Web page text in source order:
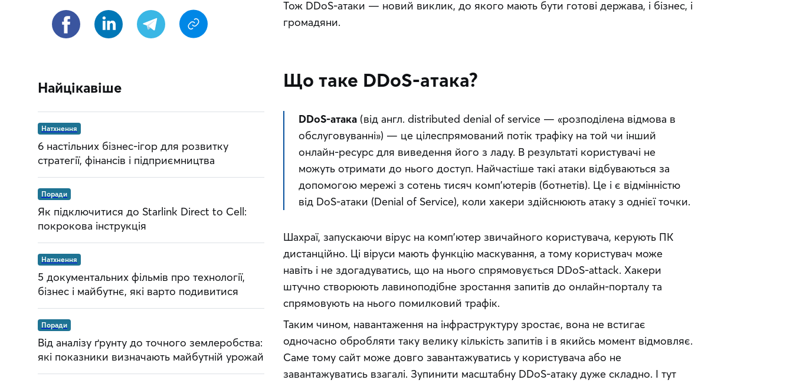
Тож DDoS-атаки — новий виклик, до якого мають бути готові держава, і бізнес, і
громадяни.
Що таке DDoS-атака?
DDoS-атака (від англ. distributed denial of service — «розподілена відмова в
обслуговуванні») — це цілеспрямований потік трафіку на той чи інший
онлайн-ресурс для виведення його з ладу. В результаті користувачі не
можуть отримати до нього доступ. Найчастіше такі атаки відбуваються за
допомогою мережі з сотень тисяч комп’ютерів (ботнетів). Це і є відмінністю
від DoS-атаки (Denial of Service), коли хакери здійснюють атаку з однієї точки.
Шахраї, запускаючи вірус на комп’ютер звичайного користувача, керують ПК
дистанційно. Ці віруси мають функцію маскування, а тому користувач може
навіть і не здогадуватись, що на нього спрямовується DDoS-attack. Хакери
штучно створюють лавиноподібне зростання запитів до онлайн-порталу та
спрямовують на нього помилковий трафік.
Таким чином, навантаження на інфраструктуру зростає, вона не встигає
одночасно обробляти таку велику кількість запитів і в якийсь момент відмовляє.
Саме тому сайт може довго завантажуватись у користувача або не
завантажуватись взагалі. Зупинити масштабну DDoS-атаку дуже складно. І тут
Найцікавіше
Натхнення
6 настільних бізнес-ігор для розвитку
стратегії, фінансів і підприємництва
Поради
Як підключитися до Starlink Direct to Cell:
покрокова інструкція
Натхнення
5 документальних фільмів про технології,
бізнес і майбутнє, які варто подивитися
Поради
Від аналізу ґрунту до точного землеробства:
які показники визначають майбутній урожай